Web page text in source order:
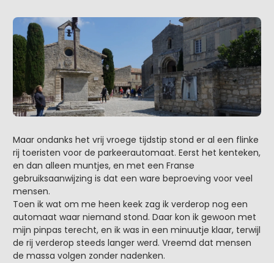
Maar ondanks het vrij vroege tijdstip stond er al een flinke
rij toeristen voor de parkeerautomaat. Eerst het kenteken,
en dan alleen muntjes, en met een Franse
gebruiksaanwijzing is dat een ware beproeving voor veel
mensen.
Toen ik wat om me heen keek zag ik verderop nog een
automaat waar niemand stond. Daar kon ik gewoon met
mijn pinpas terecht, en ik was in een minuutje klaar, terwijl
de rij verderop steeds langer werd. Vreemd dat mensen
de massa volgen zonder nadenken.